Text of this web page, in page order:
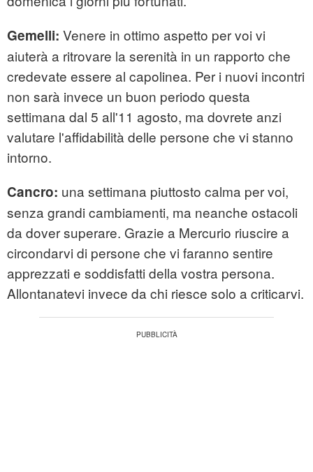
Gemelli: Venere in ottimo aspetto per voi vi
aiuterà a ritrovare la serenità in un rapporto che
credevate essere al capolinea. Per i nuovi incontri
non sarà invece un buon periodo questa
settimana dal 5 all'11 agosto, ma dovrete anzi
valutare l'affidabilità delle persone che vi stanno
intorno.
Cancro: una settimana piuttosto calma per voi,
senza grandi cambiamenti, ma neanche ostacoli
da dover superare. Grazie a Mercurio riuscire a
circondarvi di persone che vi faranno sentire
apprezzati e soddisfatti della vostra persona.
Allontanatevi invece da chi riesce solo a criticarvi.